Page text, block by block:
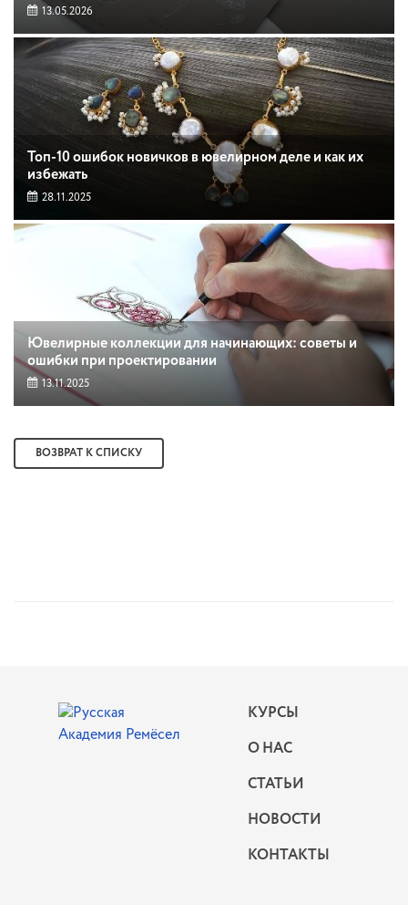
13.05.2026
Топ-10 ошибок новичков в ювелирном деле и как их
избежать
28.11.2025
Ювелирные коллекции для начинающих: советы и
ошибки при проектировании
13.11.2025
ВОЗВРАТ К СПИСКУ
КУРСЫ
О НАС
СТАТЬИ
НОВОСТИ
КОНТАКТЫ